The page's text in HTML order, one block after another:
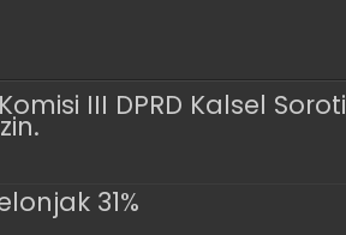
III DPRD Kalsel Soroti
31%